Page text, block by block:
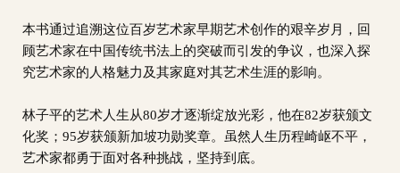
本书通过追溯这位百岁艺术家早期艺术创作的艰辛岁月，回
顾艺术家在中国传统书法上的突破而引发的争议，也深入探
究艺术家的人格魅力及其家庭对其艺术生涯的影响。
林子平的艺术人生从80岁才逐渐绽放光彩，他在82岁获颁文
化奖；95岁获颁新加坡功勋奖章。虽然人生历程崎岖不平，
艺术家都勇于面对各种挑战，坚持到底。